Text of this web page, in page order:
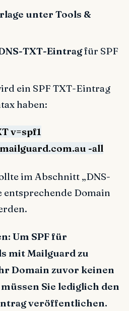
unter Tools &
TXT-Eintragfür SPF
ein SPF TXT-Eintrag
haben:
v=spf1
-all
im Abschnitt „DNS-
entsprechende Domain
Um SPF für
mit Mailguard zu
Domain zuvor keinen
Sie lediglich den
veröffentlichen.